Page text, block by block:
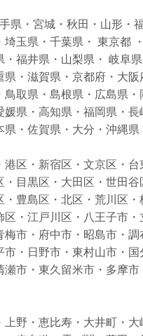
県・宮城・秋田・山形・
玉県・千葉県・ 東京都
福井県・山梨県・ 岐阜県
・滋賀県・京都府・大阪
鳥取県・島根県・広島県・
媛県・高知県・福岡県・長
県・佐賀県・大分・沖縄県
区・新宿区・文京区・台
・目黒区・大田区・世田谷
・豊島区・北区・荒川区・
区・江戸川区・八王子市・
市・府中市・昭島市・調
市・日野市・東村山市・国
市・東久留米市・多摩市
上野・恵比寿・大井町・大